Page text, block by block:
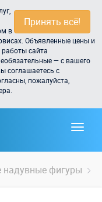
Принять всё!
в
Объявленные цены и
сайта
— с вашего
соглашаетесь с
пожалуйста,
надувные фигуры